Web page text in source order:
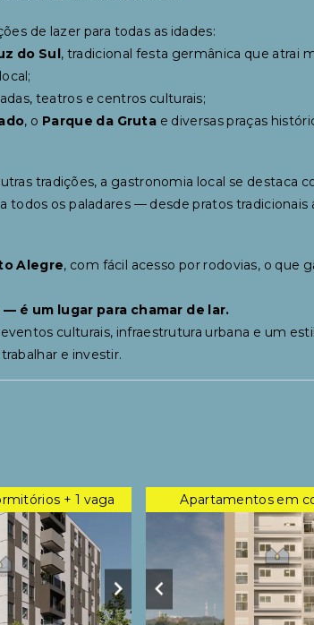
de lazer para todas as idades:
do Sul, tradicional festa germânica que atrai
teatros e centros culturais;
, o Parque da Gruta e diversas praças
tradições, a gastronomia local se destaca
todos os paladares — desde pratos tradicionais
Alegre, com fácil acesso por rodovias, o que
é um lugar para chamar de lar.
culturais, infraestrutura urbana e um
e investir.
+ 1 vaga Apartamentos em